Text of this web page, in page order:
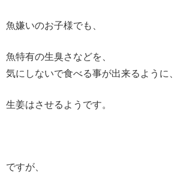
魚嫌いのお子様でも、
魚特有の生臭さなどを、
気にしないで食べる事が出来るように、
生姜はさせるようです。
ですが、